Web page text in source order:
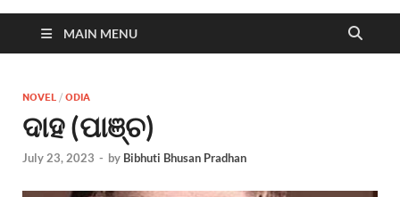
MAIN MENU
NOVEL / ODIA
ଦାହ (ପାଞ୍ଚ)
July 23, 2023 - by Bibhuti Bhusan Pradhan